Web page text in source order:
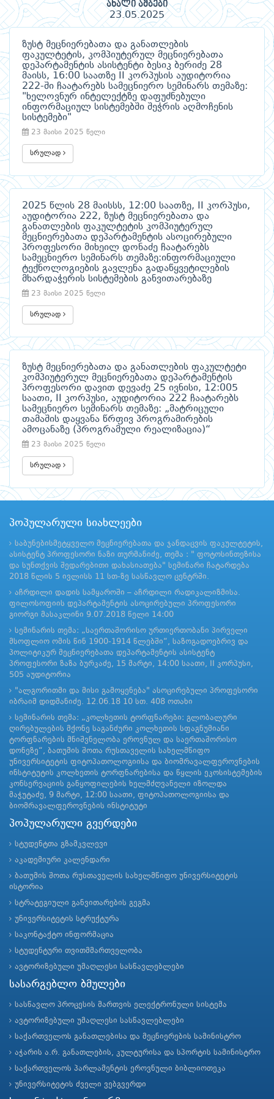
ახალი ამბები
23.05.2025
ზუსტ მეცნიერებათა და განათლების
ფაკულტეტის, კომპიუტერულ მეცნიერებათა
დეპარტამენტის ასისტენტი ბესიკ ბერიძე 28
მაისს, 16:00 საათზე II კორპუსის აუდიტორია
222-ში ჩაატარებს სამეცნიერო სემინარს თემაზე:
"ხელოვნურ ინტელექტზე დაფუძნებული
ინფორმაციულ სისტემებში შეჭრის აღმოჩენის
სისტემები"
23 მაისი 2025 წელი
სრულად
2025 წლის 28 მაისსს, 12:00 საათზე, II კორპუსი,
აუდიტორია 222, ზუსტ მეცნიერებათა და
განათლების ფაკულტეტის კომპიუტერულ
მეცნიერებათა დეპარტამენტის ასოცირებული
პროფესორი მიხეილ დონაძე ჩაატარებს
სამეცნიერო სემინარს თემაზე:ინფორმაციული
ტექნოლოგიების გავლენა გადაწყვეტილების
მხარდაჭერის სისტემების განვითარებაზე
23 მაისი 2025 წელი
სრულად
ზუსტ მეცნიერებათა და განათლების ფაკულტეტი
კომპიუტერულ მეცნიერებათა დეპარტამენტის
პროფესორი დავით დევაძე 25 ივნისი, 12:005
საათი, II კორპუსი, აუდიტორია 222 ჩაატარებს
სამეცნიერო სემინარს თემაზე: „მატრიცული
თამაშის დაყვანა წრფივ პროგრამირების
ამოცანაზე (პროგრამული რეალიზაცია)“
23 მაისი 2025 წელი
სრულად
პოპულარული სიახლეები
საბუნებისმეტყველო მეცნიერებათა და ჯანდაცვის ფაკულტეტის,
ასისტენტ პროფესორი ნაზი თურმანიძე, თემა : " ფოტოსინთეზისა
და სუნთქვის შედარებითი დახასიათება" სემინარი ჩატარდება
2018 წლის 5 ივლისს 11 სთ-ზე სასწავლო ცენტრში.
აჩრდილი დადის სამყაროში – აჩრდილი რადიკალიზმისა.
ფილოსოფიის დეპარტამენტის ასოცირებული პროფესორი
გიორგი მასაკლინი 9.07.2018 წელი 14:00
სემინარის თემა: „საერთაშორისო ურთიერთობანი პირველი
მსოფლიო ომის წინ 1900-1914 წლებში“, საზოგადოებრივ და
პოლიტიკურ მეცნიერებათა დეპარტამენტის ასისტენტ
პროფესორი ზაზა ბურკაძე, 15 მარტი, 14:00 საათი, II კორპუსი,
505 აუდიტორია
"ალგორითმი და მისი გამოყენება" ასოცირებული პროფესორი
იბრაიმ დიდმანიძე. 12.06.18 10 სთ. 408 ოთახი
სემინარის თემა: „კოლხეთის ტორფნარები: გლობალური
ღირებულების მქონე საგანძური კოლხეთის სფაგნუმიანი
ტორფნარების მნიშვნელობა ეროვნულ და საერთაშორისო
დონეზე“, ბათუმის შოთა რუსთაველის სახელმწიფო
უნივერსიტეტის ფიტოპათოლოგიისა და ბიომრავალფეროვნების
ინსტიტუტის კოლხეთის ტორფნარებისა და წყლის ეკოსისტემების
კონსერვაციის განყოფილების ხელმძღვანელი იზოლდა
მაჭუტაძე, 9 მარტი, 12:00 საათი, ფიტოპათოლოგიისა და
ბიომრავალფეროვნების ინსტიტუტი
პოპულარული გვერდები
სტუდენტთა გზამკვლევი
აკადემიური კალენდარი
ბათუმის შოთა რუსთაველის სახელმწიფო უნივერსიტეტის
ისტორია
სტრატეგიული განვითარების გეგმა
უნივერსიტეტის სტრუქტურა
საკონტაქტო ინფორმაცია
სტუდენტური თვითმმართველობა
ავტორიზებული უმაღლესი სასწავლებლები
სასარგებლო ბმულები
სასწავლო პროცესის მართვის ელექტრონული სისტემა
ავტორიზებული უმაღლესი სასწავლებლები
საქართველოს განათლებისა და მეცნიერების სამინისტრო
აჭარის ა.რ. განათლების, კულტურისა და სპორტის სამინისტრო
საქართველოს პარლამენტის ეროვნული ბიბლიოთეკა
უნივერსიტეტის ძველი ვებგვერდი